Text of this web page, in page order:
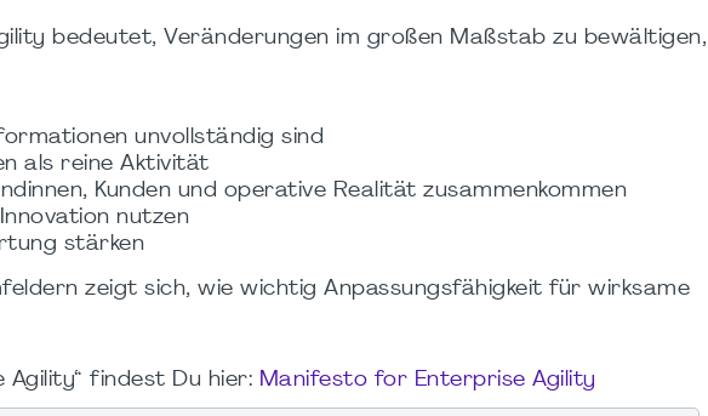
bedeutet, Veränderungen im großen Maßstab zu bewältigen,
unvollständig sind
als reine Aktivität
Kunden und operative Realität zusammenkommen
nutzen
stärken
zeigt sich, wie wichtig Anpassungsfähigkeit für wirksame
findest Du hier: Manifesto for Enterprise Agility